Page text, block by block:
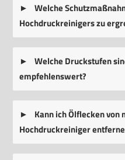
Welche
Hochdruckreinigers zu
Welche Druckstufen
empfehlenswert?
Kann ich Ölflecken
Hochdruckreiniger